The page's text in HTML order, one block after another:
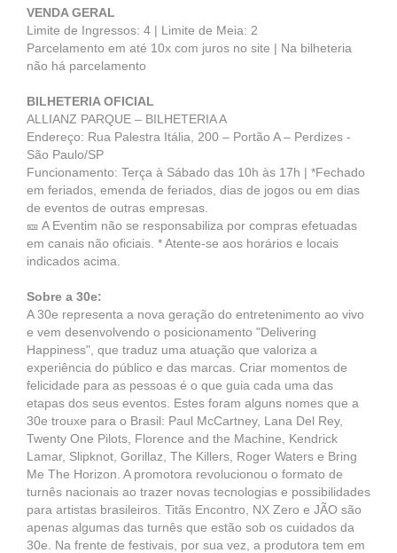
VENDA GERAL
Limite de Ingressos: 4 | Limite de Meia: 2
Parcelamento em até 10x com juros no site | Na bilheteria
não há parcelamento
BILHETERIA OFICIAL
ALLIANZ PARQUE – BILHETERIA A
Endereço: Rua Palestra Itália, 200 – Portão A – Perdizes -
São Paulo/SP
Funcionamento: Terça à Sábado das 10h às 17h | *Fechado
em feriados, emenda de feriados, dias de jogos ou em dias
de eventos de outras empresas.
🎫 A Eventim não se responsabiliza por compras efetuadas
em canais não oficiais. * Atente-se aos horários e locais
indicados acima.
Sobre a 30e:
A 30e representa a nova geração do entretenimento ao vivo
e vem desenvolvendo o posicionamento "Delivering
Happiness", que traduz uma atuação que valoriza a
experiência do público e das marcas. Criar momentos de
felicidade para as pessoas é o que guia cada uma das
etapas dos seus eventos. Estes foram alguns nomes que a
30e trouxe para o Brasil: Paul McCartney, Lana Del Rey,
Twenty One Pilots, Florence and the Machine, Kendrick
Lamar, Slipknot, Gorillaz, The Killers, Roger Waters e Bring
Me The Horizon. A promotora revolucionou o formato de
turnês nacionais ao trazer novas tecnologias e possibilidades
para artistas brasileiros. Titãs Encontro, NX Zero e JÃO são
apenas algumas das turnês que estão sob os cuidados da
30e. Na frente de festivais, por sua vez, a produtora tem em